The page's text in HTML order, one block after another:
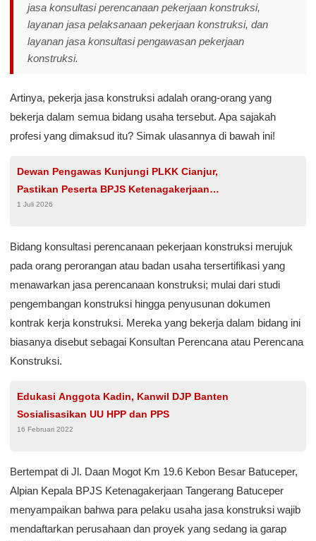
jasa konsultasi perencanaan pekerjaan konstruksi,
layanan jasa pelaksanaan pekerjaan konstruksi, dan
layanan jasa konsultasi pengawasan pekerjaan
konstruksi.
Artinya, pekerja jasa konstruksi adalah orang-orang yang
bekerja dalam semua bidang usaha tersebut. Apa sajakah
profesi yang dimaksud itu? Simak ulasannya di bawah ini!
Dewan Pengawas Kunjungi PLKK Cianjur,
Pastikan Peserta BPJS Ketenagakerjaan
Terlayani dengan Baik
1 Juli 2026
Bidang konsultasi perencanaan pekerjaan konstruksi merujuk
pada orang perorangan atau badan usaha tersertifikasi yang
menawarkan jasa perencanaan konstruksi; mulai dari studi
pengembangan konstruksi hingga penyusunan dokumen
kontrak kerja konstruksi. Mereka yang bekerja dalam bidang ini
biasanya disebut sebagai Konsultan Perencana atau Perencana
Konstruksi.
Edukasi Anggota Kadin, Kanwil DJP Banten
Sosialisasikan UU HPP dan PPS
16 Februari 2022
Bertempat di Jl. Daan Mogot Km 19.6 Kebon Besar Batuceper,
Alpian Kepala BPJS Ketenagakerjaan Tangerang Batuceper
menyampaikan bahwa para pelaku usaha jasa konstruksi wajib
mendaftarkan perusahaan dan proyek yang sedang ia garap